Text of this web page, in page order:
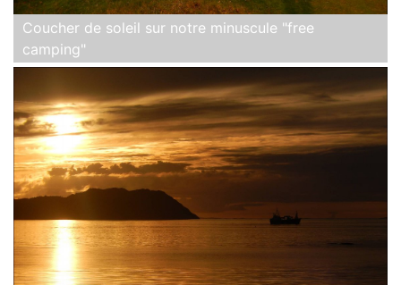
Coucher de soleil sur notre minuscule "free
camping"